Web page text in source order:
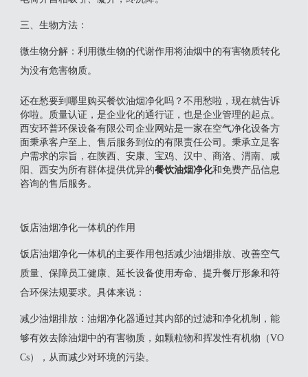
三‌、生物方法‌：
‌微生物分解‌：利用微生物的代谢作用将油烟中的有害物质转化
为没有危害物质‌。
还在愁要到哪里购买餐饮油烟净化吗？不用愁啦，现在就告诉
你啦。质量认证，是企业化的通行证，也是企业管理的起点。
西安环普环保设备有限公司企业网站是一家在空气净化设备方
面秉承客户至上、售后服务到位的有限责任公司。秉承立足客
户需求的宗旨，在陕西、安康、宝鸡、汉中、商洛、渭南、咸
阳、西安为所有群体提供优异的餐饮油烟净化和免费产品信息
咨询的售后服务。
饭店油烟净化一体机的作用
‌饭店油烟净化一体机的主要作用包括减少油烟排放、改善空气
质量、保障员工健康、延长设备使用寿命、提升餐厅形象和符
合环保法规要求‌。具体来说：
‌减少油烟排放‌：油烟净化器通过其内部的过滤和净化机制，能
够有效去除油烟中的有害物质，如颗粒物和挥发性有机物（VO
Cs），从而减少对环境的污染‌。